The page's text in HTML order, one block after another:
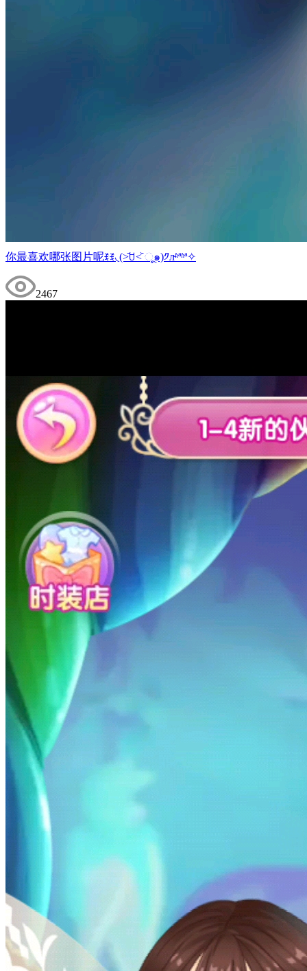
你最喜欢哪张图片呢ꉂꉂ◟(˃᷄ꇴ˂᷅ ૂ๑)༡л̵ʱªʱª✧
2467